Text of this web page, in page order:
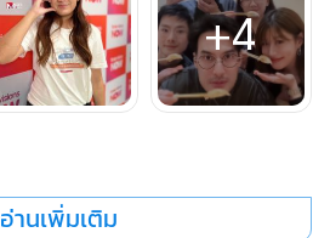
+4
อ่านเพิ่มเติม